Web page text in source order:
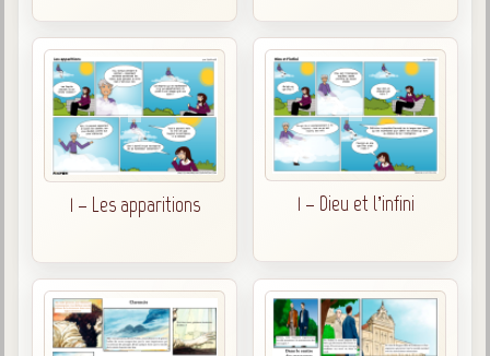
Maximes
Enregistrements
séance d'aide spirituelle
Diaporamas
Powerpoints
L'Agora
Posez-nous des questions
1 – Les apparitions 1 – Dieu et l’infini